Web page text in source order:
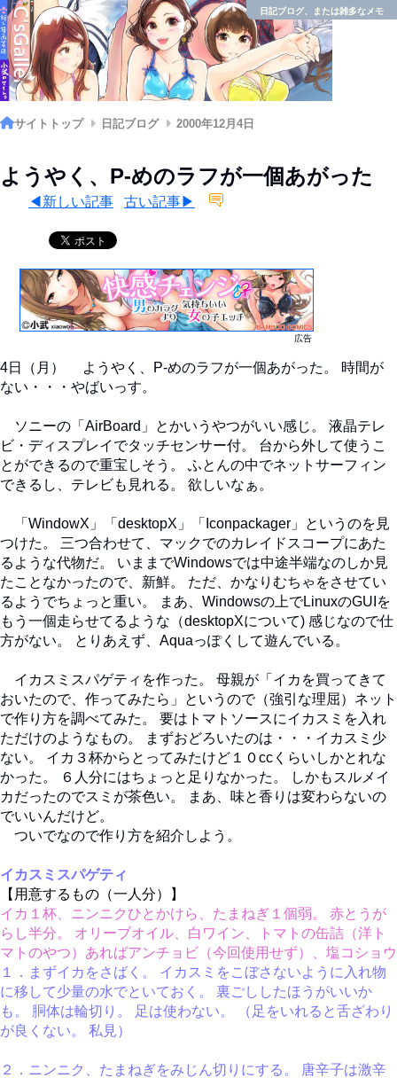
日記ブログ、または雑多なメモ
サイトトップ 日記ブログ 2000年12月4日
ようやく、P-めのラフが一個あがった
◀新しい記事 古い記事▶
広告
4日（月） ようやく、P-めのラフが一個あがった。 時間が
ない・・・やばいっす。
ソニーの「AirBoard」とかいうやつがいい感じ。 液晶テレ
ビ・ディスプレイでタッチセンサー付。 台から外して使うこ
とができるので重宝しそう。 ふとんの中でネットサーフィン
できるし、テレビも見れる。 欲しいなぁ。
「WindowX」「desktopX」「Iconpackager」というのを見
つけた。 三つ合わせて、マックでのカレイドスコープにあた
るような代物だ。 いままでWindowsでは中途半端なのしか見
たことなかったので、新鮮。 ただ、かなりむちゃをさせてい
るようでちょっと重い。 まあ、Windowsの上でLinuxのGUIを
もう一個走らせてるような（desktopXについて) 感じなので仕
方がない。 とりあえず、Aquaっぽくして遊んでいる。
イカスミスパゲティを作った。 母親が「イカを買ってきて
おいたので、作ってみたら」というので（強引な理屈）ネット
で作り方を調べてみた。 要はトマトソースにイカスミを入れ
ただけのようなもの。 まずおどろいたのは・・・イカスミ少
ない。 イカ３杯からとってみたけど１０ccくらいしかとれな
かった。 ６人分にはちょっと足りなかった。 しかもスルメイ
カだったのでスミが茶色い。 まあ、味と香りは変わらないの
でいいんだけど。
ついでなので作り方を紹介しよう。
イカスミスパゲティ
【用意するもの（一人分）】
イカ１杯、ニンニクひとかけら、たまねぎ１個弱。 赤とうが
らし半分。 オリーブオイル、白ワイン、トマトの缶詰（洋ト
マトのやつ）あればアンチョビ（今回使用せず）、塩コショウ
１．まずイカをさばく。 イカスミをこぼさないように入れ物
に移して少量の水でといておく。 裏ごししたほうがいいか
も。 胴体は輪切り。 足は使わない。 （足をいれると舌ざわり
が良くない。 私見）
２．ニンニク、たまねぎをみじん切りにする。 唐辛子は激辛